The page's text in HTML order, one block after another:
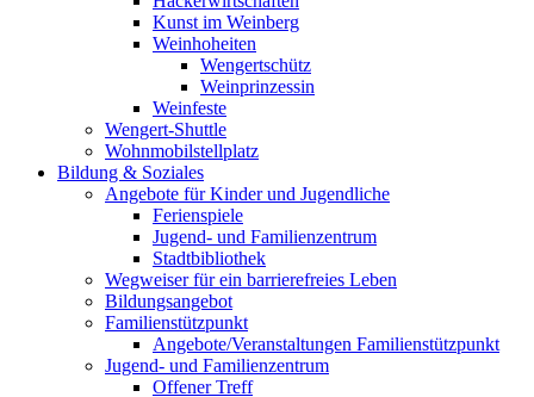
Kunst im Weinberg
Weinhoheiten
Wengertschütz
Weinprinzessin
Weinfeste
Wengert-Shuttle
Wohnmobilstellplatz
Bildung & Soziales
Angebote für Kinder und Jugendliche
Ferienspiele
Jugend- und Familienzentrum
Stadtbibliothek
Wegweiser für ein barrierefreies Leben
Bildungsangebot
Familienstützpunkt
Angebote/Veranstaltungen Familienstützpunkt
Jugend- und Familienzentrum
Offener Treff